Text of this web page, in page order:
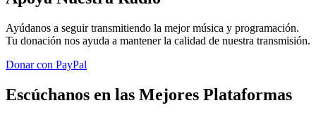
Ayúdanos a seguir transmitiendo la mejor música y programación.
Tu donación nos ayuda a mantener la calidad de nuestra transmisión.
Donar con PayPal
Escúchanos en las Mejores Plataformas